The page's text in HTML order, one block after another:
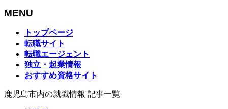
MENU
ば
トップページ
転職サイト
転職エージェント
独立・起業情報
おすすめ資格サイト
鹿児島市内の就職情報 記事一覧